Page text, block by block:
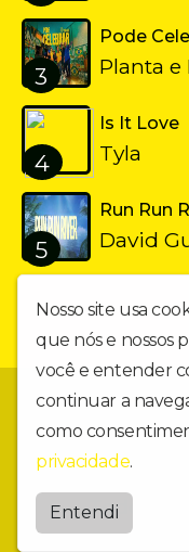
3
Pode
Planta e
4
Is It Love
Tyla
5
Run Run
David
Nosso site usa
que nós e nossos
você e entender
continuar a
como
privacidade.
Entendi
🎧 OMK – O MUNDO
musical (desde 2016)
Copyright ©️🎧
Todos os